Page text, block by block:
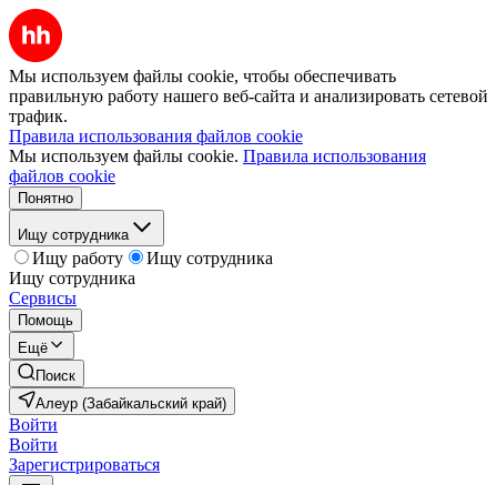
Мы используем файлы cookie, чтобы обеспечивать
правильную работу нашего веб-сайта и анализировать сетевой
трафик.
Правила использования файлов cookie
Мы используем файлы cookie. Правила использования
файлов cookie
Понятно
Ищу сотрудника
Ищу работу
Ищу сотрудника
Ищу сотрудника
Сервисы
Помощь
Ещё
Поиск
Алеур (Забайкальский край)
Войти
Войти
Зарегистрироваться